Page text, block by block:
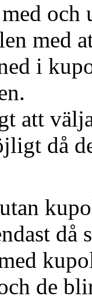
och
med
i
att
då
då
de